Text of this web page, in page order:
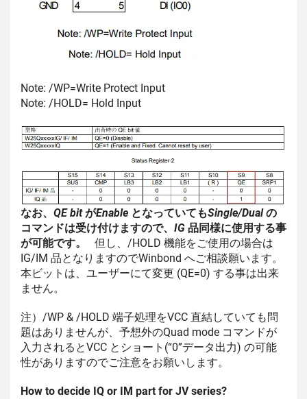
Note: /WP=Write Protect Input
Note: /HOLD= Hold Input
なお、 QE bitがEnable となっていてもSingle/Dualの
コマンドは受け付けますので、 IG 品同様に使用する事
が可能です。 但し、/HOLD 機能をご使用の場合は
IG/IM 品となりますのでWinbond へご相談願います。
本ビットは、ユーザーにて変更 (QE=0) する事は出来
ません。
注）/WP & /HOLD 端子処理をVCC 直結していても問
題はありませんが、予想外のQuad mode コマンドが
入力されるとVCC とショート(“0”データ出力) の可能
性がありますのでご注意をお願いします。
How to decide IQ or IM part for JV series?